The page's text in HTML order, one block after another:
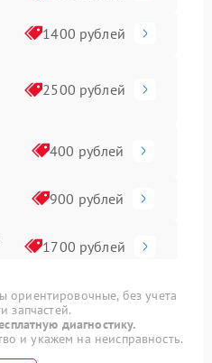
1400 рублей
2500 рублей
400 рублей
900 рублей
1700 рублей
1400 рублей
400 рублей
ориентировочные, без учета
запчастей.
диагностику.
и укажем на неисправность.